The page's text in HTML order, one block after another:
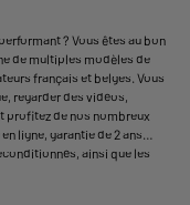
? Vous êtes au bon
de multiples modèles de
français et belges. Vous
regarder des vidéos,
profitez de nos nombreux
ligne, garantie de 2 ans…
ainsi que les